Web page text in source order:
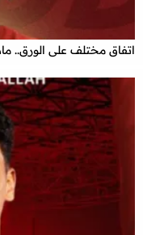
اتفاق مختلف على الورق..